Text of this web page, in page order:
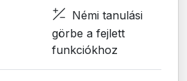
Némi tanulási
görbe a fejlett
funkciókhoz